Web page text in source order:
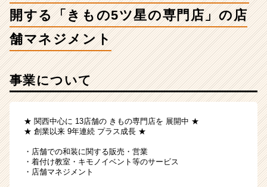
も
の
ツ
門
の
店
マ
ネ
開する「きもの5ツ星の専門店」の店
舗マネジメント
事業について
★ 関西中心に 13店舗の きもの専門店を 展開中 ★
★ 創業以来 9年連続 プラス成長 ★
・店舗での和装に関する販売・営業
・着付け教室・キモノイベント等のサービス
・店舗マネジメント